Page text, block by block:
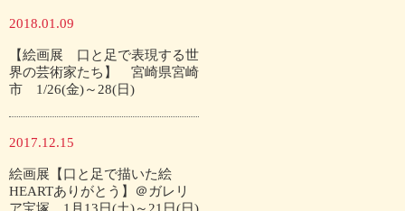
2018.01.09
【絵画展 口と足で表現する世
界の芸術家たち】 宮崎県宮崎
市 1/26(金)～28(日)
2017.12.15
絵画展【口と足で描いた絵
HEARTありがとう】＠ガレリ